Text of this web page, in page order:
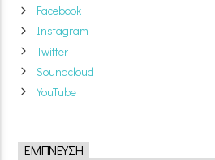
Facebook
Instagram
Twitter
Soundcloud
YouTube
ΈΜΠΝΕΥΣΗ